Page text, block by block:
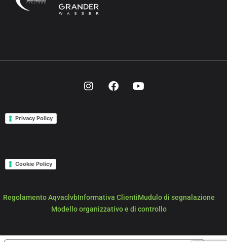
Privacy Policy
Cookie Policy
Regolamento AqvaclvbInformativa ClientiMudulo di segnalazione
Modello organizzativo e di controllo